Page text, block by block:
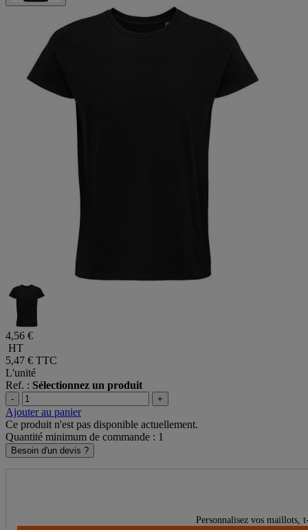
4,56 €
HT
5,47 € TTC
L'unité
Ref. : Sélectionnez un produit
- +
Ajouter au panier
Ce produit n'est pas disponible actuellement.
Quantité minimum de commande : 1
Besoin d'un devis ?
Personnalisez vos maillots,